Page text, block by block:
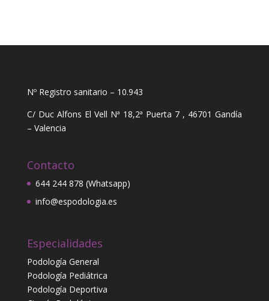
Nº Registro sanitario – 10.943
C/ Duc Alfons El Vell Nª 18,2ª Puerta 7 , 46701 Gandía
– Valencia
Contacto
644 244 878 (Whatsapp)
info@espodologia.es
Especialidades
Podología General
Podología Pediátrica
Podología Deportiva